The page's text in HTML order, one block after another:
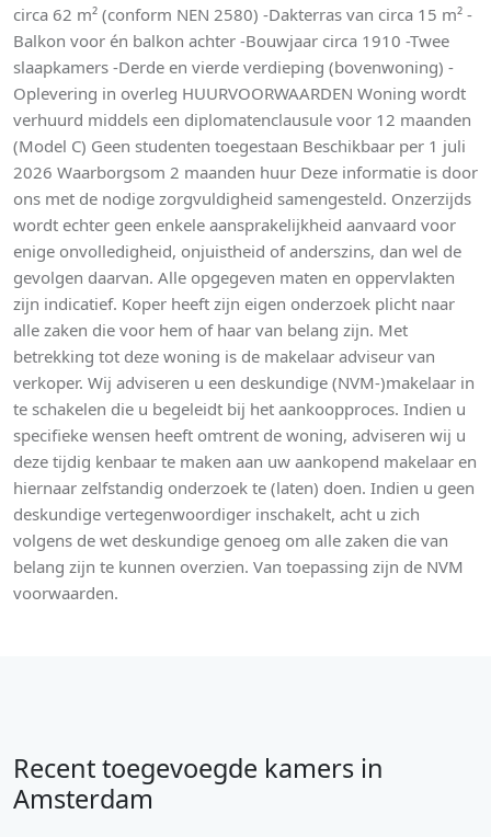
circa 62 m² (conform NEN 2580) -Dakterras van circa 15 m² -
Balkon voor én balkon achter -Bouwjaar circa 1910 -Twee
slaapkamers -Derde en vierde verdieping (bovenwoning) -
Oplevering in overleg HUURVOORWAARDEN Woning wordt
verhuurd middels een diplomatenclausule voor 12 maanden
(Model C) Geen studenten toegestaan Beschikbaar per 1 juli
2026 Waarborgsom 2 maanden huur Deze informatie is door
ons met de nodige zorgvuldigheid samengesteld. Onzerzijds
wordt echter geen enkele aansprakelijkheid aanvaard voor
enige onvolledigheid, onjuistheid of anderszins, dan wel de
gevolgen daarvan. Alle opgegeven maten en oppervlakten
zijn indicatief. Koper heeft zijn eigen onderzoek plicht naar
alle zaken die voor hem of haar van belang zijn. Met
betrekking tot deze woning is de makelaar adviseur van
verkoper. Wij adviseren u een deskundige (NVM-)makelaar in
te schakelen die u begeleidt bij het aankoopproces. Indien u
specifieke wensen heeft omtrent de woning, adviseren wij u
deze tijdig kenbaar te maken aan uw aankopend makelaar en
hiernaar zelfstandig onderzoek te (laten) doen. Indien u geen
deskundige vertegenwoordiger inschakelt, acht u zich
volgens de wet deskundige genoeg om alle zaken die van
belang zijn te kunnen overzien. Van toepassing zijn de NVM
voorwaarden.
Recent toegevoegde kamers in
Amsterdam